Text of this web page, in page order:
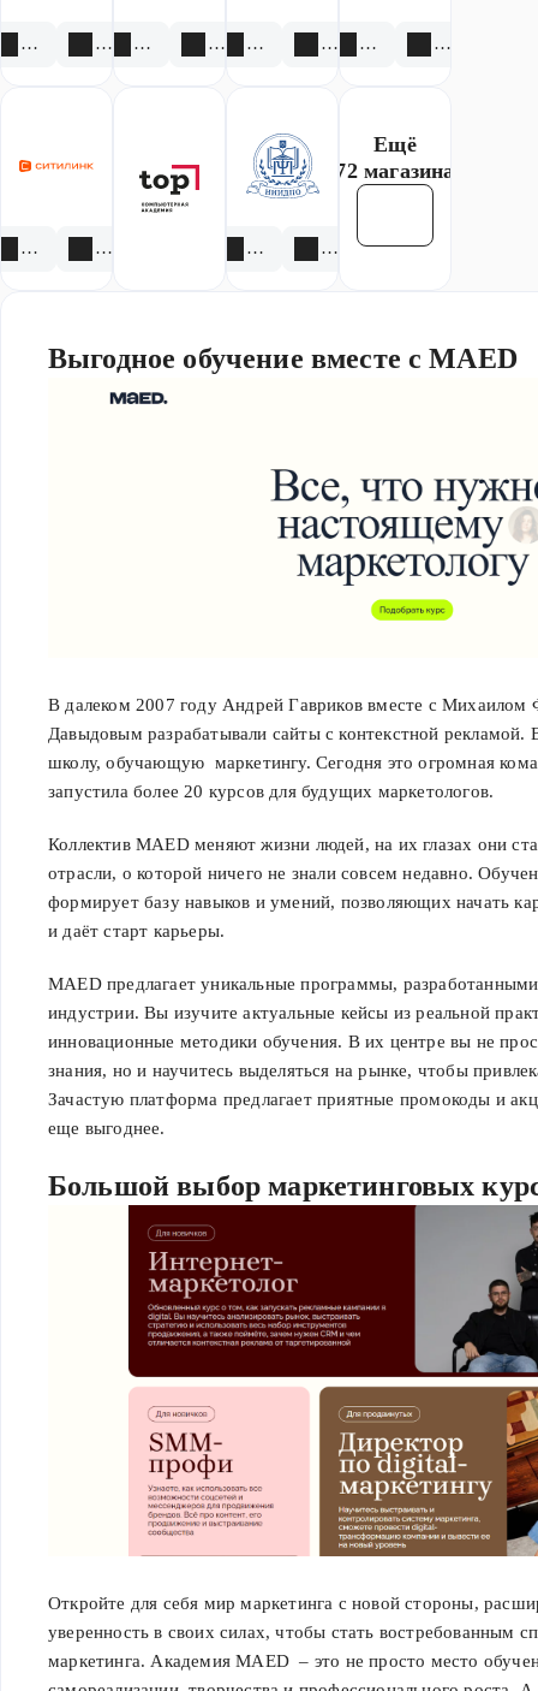
8 акций 3 скидки1 акция 2 скидки2 акции 7 скидок2 акции 2 скидки
3 акции 1 скидка 1 акция 1 скидка
Ещё
72 магазина
Выгодное обучение вместе с MAED
В далеком 2007 году Андрей Гавриков вместе с
Давыдовым разрабатывали сайты с контекстной
школу, обучающую маркетингу. Сегодня это огромная
запустила более 20 курсов для будущих маркетологов.
Коллектив MAED меняют жизни людей, на их глазах они
отрасли, о которой ничего не знали совсем недавно.
формирует базу навыков и умений, позволяющих начать
и даёт старт карьеры.
MAED предлагает уникальные программы,
индустрии. Вы изучите актуальные кейсы из реальной
инновационные методики обучения. В их центре вы не
знания, но и научитесь выделяться на рынке, чтобы
Зачастую платформа предлагает приятные промокоды и
еще выгоднее.
Большой выбор маркетинговых
Откройте для себя мир маркетинга с новой стороны,
уверенность в своих силах, чтобы стать востребованным
маркетинга. Академия MAED – это не просто место